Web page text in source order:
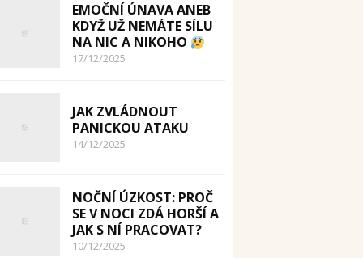
EMOČNÍ ÚNAVA ANEB
KDYŽ UŽ NEMÁTE SÍLU
NA NIC A NIKOHO
17/12/2025
JAK ZVLÁDNOUT
PANICKOU ATAKU
14/12/2025
NOČNÍ ÚZKOST: PROČ
SE V NOCI ZDÁ HORŠÍ A
JAK S NÍ PRACOVAT?
10/12/2025